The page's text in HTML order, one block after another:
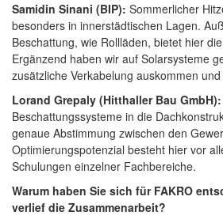
Samidin Sinani (BIP): Sommerlicher
besonders in innerstädtischen Lagen.
Beschattung, wie Rollläden, bietet hier
Ergänzend haben wir auf Solarsysteme
zusätzliche Verkabelung auskommen
Lorand Grepaly (Hitthaller Bau GmbH):
Beschattungssysteme in die
genaue Abstimmung zwischen den
Optimierungspotenzial besteht hier vor
Schulungen einzelner Fachbereiche.
Warum haben Sie sich für FAKRO
verlief die Zusammenarbeit?